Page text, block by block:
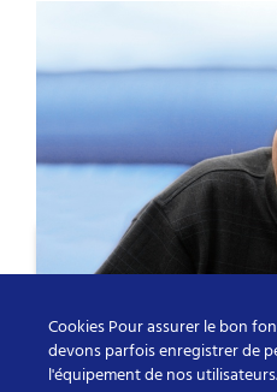
Cookies Pour assurer le bon
devons parfois enregistrer de
l'équipement de nos